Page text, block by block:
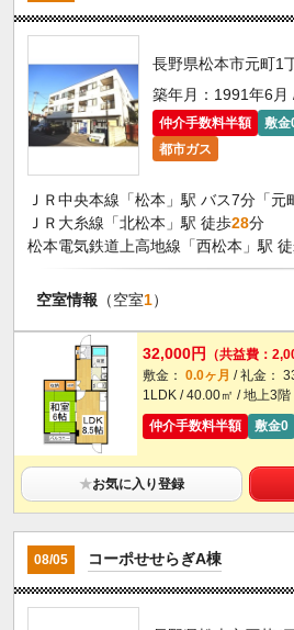
長野県松本市元町1
築年月：1991年6月
仲介手数料半額 敷金
都市ガス
ＪＲ中央本線「松本」駅 バス7分「元
ＪＲ大糸線「北松本」駅 徒歩28分
松本電気鉄道上高地線「西松本」駅
空室情報 （空室1）
32,000円
（共益費：
敷金： 0.0ヶ月 / 礼金：
1LDK / 40.00㎡ / 地上3階
仲介手数料半額
敷金0
★お気に入り登録
08/05 コーポせせらぎA棟